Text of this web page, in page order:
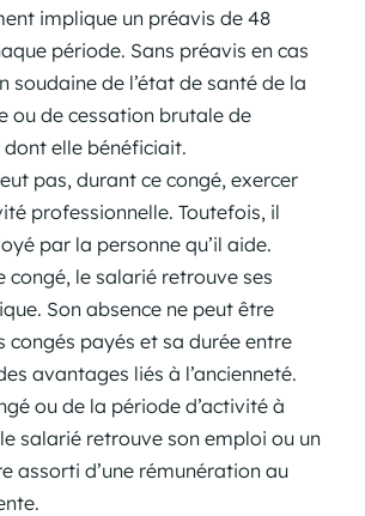
implique un préavis de 48
période. Sans préavis en cas
soudaine de l’état de santé de la
ou de cessation brutale de
dont elle bénéficiait.
pas, durant ce congé, exercer
professionnelle. Toutefois, il
par la personne qu’il aide.
congé, le salarié retrouve ses
Son absence ne peut être
congés payés et sa durée entre
avantages liés à l’ancienneté.
ou de la période d’activité à
salarié retrouve son emploi ou un
assorti d’une rémunération au